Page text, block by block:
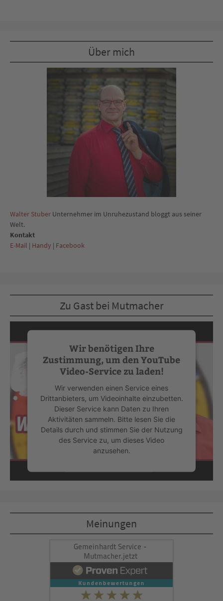
Über mich
Walter Stuber Unternehmer im Unruhezustand bloggt aus seiner
Welt.
Kontakt
E-Mail | Handy | Facebook
Zu Gast bei Mutmacher
Wir benötigen Ihre
Zustimmung, um den YouTube
Video-Service zu laden!
Wir verwenden einen Service eines
Drittanbieters, um Videoinhalte einzubetten.
Dieser Service kann Daten zu Ihren
Aktivitäten sammeln. Bitte lesen Sie die
Details durch und stimmen Sie der Nutzung
des Service zu, um dieses Video
anzusehen.
Mehr Informationen
powered byUsercentrics Consent
Management Platform&eRecht24
Meinungen